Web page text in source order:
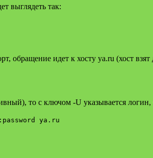
выглядеть так:
обращение идет к хосту ya.ru (хост
то с ключом -U указывается логин,
ya.ru